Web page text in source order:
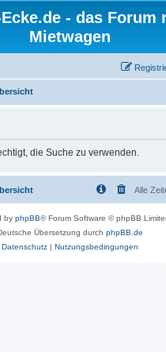
- das Forum
Mietwagen
die Suche zu verwenden.
Alle
by phpBB® Forum Software © phpBB
Übersetzung durch phpBB.de
Datenschutz| Nutzungsbedingungen